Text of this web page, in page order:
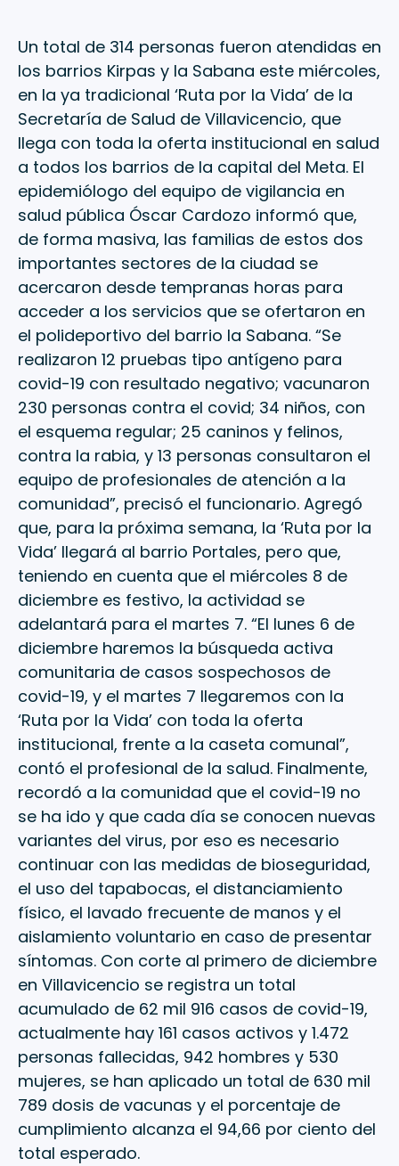
Un total de 314 personas fueron atendidas en
los barrios Kirpas y la Sabana este miércoles,
en la ya tradicional ‘Ruta por la Vida’ de la
Secretaría de Salud de Villavicencio, que
llega con toda la oferta institucional en salud
a todos los barrios de la capital del Meta. El
epidemiólogo del equipo de vigilancia en
salud pública Óscar Cardozo informó que,
de forma masiva, las familias de estos dos
importantes sectores de la ciudad se
acercaron desde tempranas horas para
acceder a los servicios que se ofertaron en
el polideportivo del barrio la Sabana. “Se
realizaron 12 pruebas tipo antígeno para
covid-19 con resultado negativo; vacunaron
230 personas contra el covid; 34 niños, con
el esquema regular; 25 caninos y felinos,
contra la rabia, y 13 personas consultaron el
equipo de profesionales de atención a la
comunidad”, precisó el funcionario. Agregó
que, para la próxima semana, la ‘Ruta por la
Vida’ llegará al barrio Portales, pero que,
teniendo en cuenta que el miércoles 8 de
diciembre es festivo, la actividad se
adelantará para el martes 7. “El lunes 6 de
diciembre haremos la búsqueda activa
comunitaria de casos sospechosos de
covid-19, y el martes 7 llegaremos con la
‘Ruta por la Vida’ con toda la oferta
institucional, frente a la caseta comunal”,
contó el profesional de la salud. Finalmente,
recordó a la comunidad que el covid-19 no
se ha ido y que cada día se conocen nuevas
variantes del virus, por eso es necesario
continuar con las medidas de bioseguridad,
el uso del tapabocas, el distanciamiento
físico, el lavado frecuente de manos y el
aislamiento voluntario en caso de presentar
síntomas. Con corte al primero de diciembre
en Villavicencio se registra un total
acumulado de 62 mil 916 casos de covid-19,
actualmente hay 161 casos activos y 1.472
personas fallecidas, 942 hombres y 530
mujeres, se han aplicado un total de 630 mil
789 dosis de vacunas y el porcentaje de
cumplimiento alcanza el 94,66 por ciento del
total esperado.